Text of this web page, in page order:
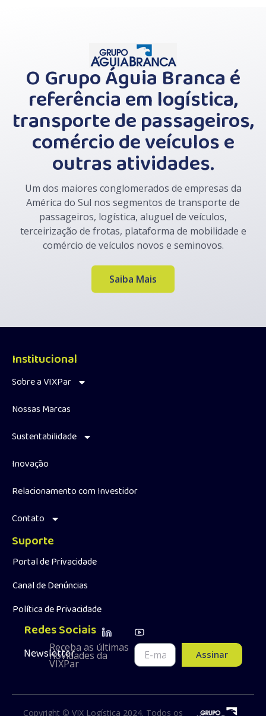
O Grupo Águia Branca é
referência em logística,
transporte de passageiros,
comércio de veículos e
outras atividades.
Um dos maiores conglomerados de empresas da
América do Sul nos segmentos de transporte de
passageiros, logística, aluguel de veículos,
terceirização de frotas, plataforma de mobilidade e
comércio de veículos novos e seminovos.
Saiba Mais
Institucional
Sobre a VIXPar
Nossas Marcas
Sustentabilidade
Inovação
Relacionamento com Investidor
Contato
Suporte
Portal de Privacidade
Canal de Denúncias
Política de Privacidade
Redes Sociais
NewsletterReceba as últimas
novidades da
VIXPar
Assinar
Copyright © VIX Logística 2024. Todos os